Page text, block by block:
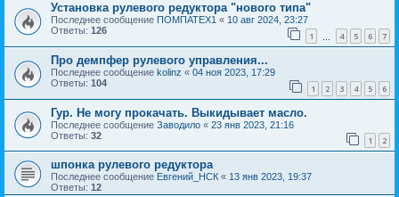
Установка рулевого редуктора "нового типа"
Последнее сообщение ПОМПАТЕХ1 « 10 авг 2024, 23:27
Ответы: 126 1 4 5 6 7
Про демпфер рулевого управления...
Последнее сообщение kolinz « 04 ноя 2023, 17:29
Ответы: 104 1 2 3 4 5 6
Гур. Не могу прокачать. Выкидывает масло.
Последнее сообщение Заводило « 23 янв 2023, 21:16
Ответы: 32 1 2
шпонка рулевого редуктора
Последнее сообщение Евгений_НСК « 13 янв 2023, 19:37
Ответы: 12